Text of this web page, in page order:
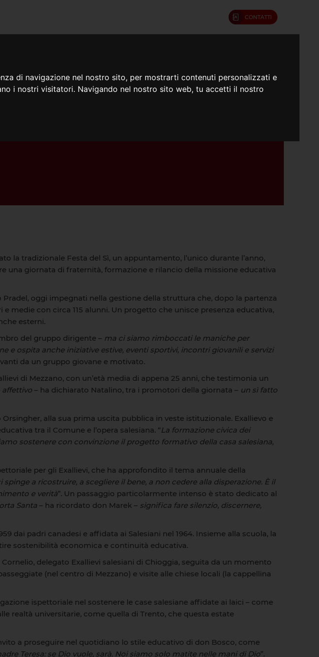
di navigazione nel nostro sito, per mostrarti contenuti personalizzati e
i nostri visitatori. Navigando nel nostro sito web, tu accetti il nostro
CONTATTI
la tradizionale Festa del Sì, un appuntamento, l’unico durante l’anno,
una giornata di fraternità, formazione e rilancio della missione educativa
oggi impegnati nella gestione della struttura che, dopo la partenza
medie con circa 115 alunni. Un progetto che unisce presenza educativa,
esterni.
del gruppo dirigente – ma ci siamo rimboccati le maniche per
e ospita anche iniziative estive, eventi sportivi, incontri giovanili e servizi
da un gruppo giovane e motivato.
di Mezzano, con un’età media di appena 25 anni, che testimonia un
affettivo – ha dichiarato Natalino, tra i promotori della giornata – un sì fatto
alla sua prima uscita pubblica in veste istituzionale. Exallievo e
tra il Comune e l’opera salesiana. “La formazione civica dei
sostenere con convinzione il progetto formativo della casa salesiana,
per gli Exallievi, che ha approfondito il tema annuale della
spinge a ricostruire, a scegliere il bene, a non cedere alla disperazione. È il
e verità”. Un passaggio particolarmente intenso è stato dedicato al
Santa – ha ricordato don Marek – significa fare silenzio, discernere,
dai padri canadesi e affidata ai Salesiani nel 1964. Insieme alla scuola, la
sostenibilità economica e continuità educativa.
delegato Exallievi salesiani di Chioggia, seguita da un momento
(nel centro di Mezzano) e visite alle chiese locali (la cappellina
ispettoriale nel sostenere le case salesiane affidate ai laici – come
realtà universitarie, come quella di Trento, che questa estate
a proseguire nel quotidiano lo stile educativo di don Bosco, come
Teresa: se Dio vuole, sarà. Noi siamo solo matite nelle mani di Dio”.